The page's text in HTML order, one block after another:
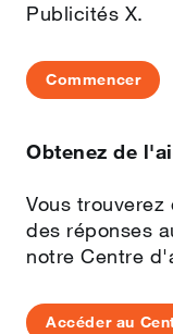
Publicités X.
Commencer
Obtenez de
Vous
des réponses
notre Centre
Accéder au